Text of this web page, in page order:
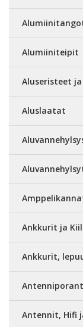
Alumiiniteipit
Aluseristeet
Aluslaatat
Ankkurit ja
Ankkurit,
Antennit, Hifi